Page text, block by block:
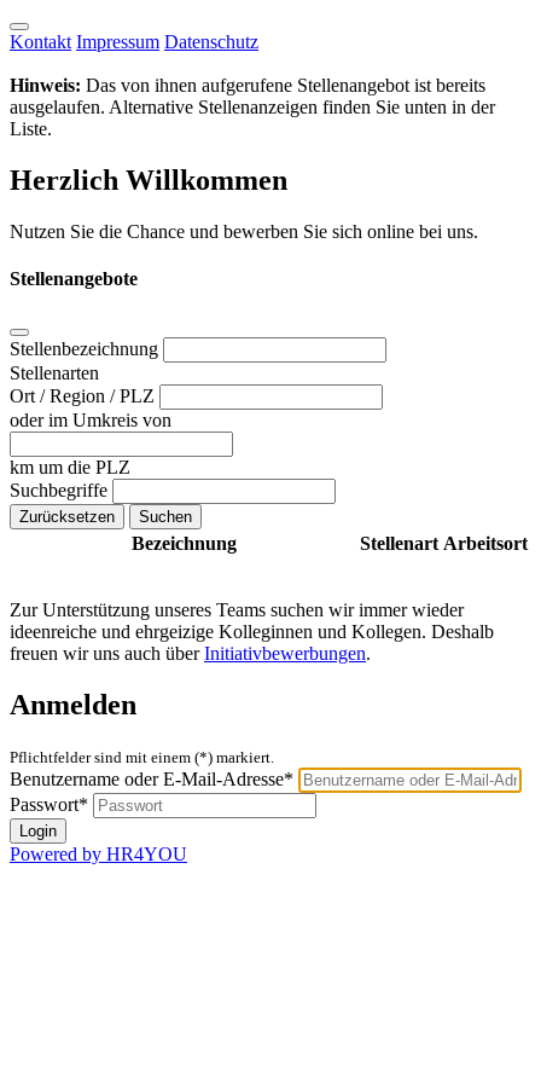
Kontakt Impressum Datenschutz
Hinweis: Das von ihnen aufgerufene Stellenangebot ist bereits
ausgelaufen. Alternative Stellenanzeigen finden Sie unten in der
Liste.
Herzlich Willkommen
Nutzen Sie die Chance und bewerben Sie sich online bei uns.
Stellenangebote
Stellenbezeichnung
Stellenarten
Ort / Region / PLZ
oder im Umkreis von
km um die PLZ
Suchbegriffe
Bezeichnung Stellenart Arbeitsort
Zur Unterstützung unseres Teams suchen wir immer wieder
ideenreiche und ehrgeizige Kolleginnen und Kollegen. Deshalb
freuen wir uns auch überInitiativbewerbungen.
Anmelden
Pflichtfelder sind mit einem (*) markiert.
Benutzername oder E-Mail-Adresse*
Passwort*
Powered by HR4YOU